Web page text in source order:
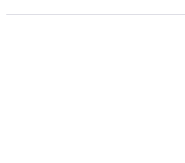
vintage qui sévit depuis quelques